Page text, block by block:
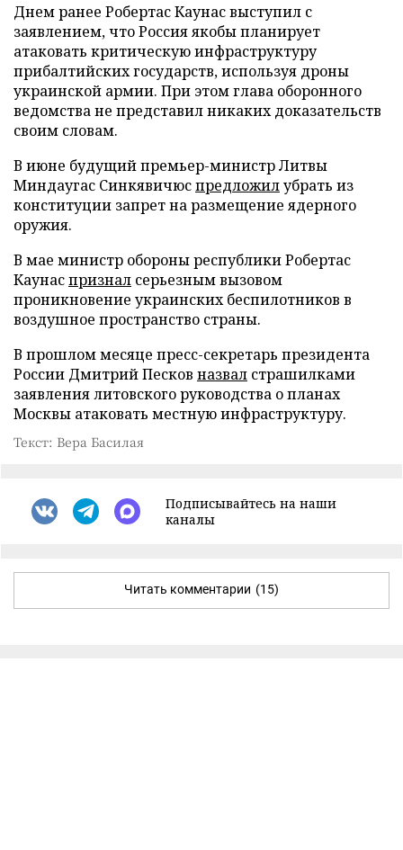
Днем ранее Робертас Каунас выступил с
заявлением, что Россия якобы планирует
атаковать критическую инфраструктуру
прибалтийских государств, используя дроны
украинской армии. При этом глава оборонного
ведомства не представил никаких доказательств
своим словам.
В июне будущий премьер-министр Литвы
Миндаугас Синкявичюспредложилубрать из
конституции запрет на размещение ядерного
оружия.
В мае министр обороны республики Робертас
Каунаспризнал серьезным вызовом
проникновение украинских беспилотников в
воздушное пространство страны.
В прошлом месяце пресс-секретарь президента
России Дмитрий Песков назвал страшилками
заявления литовского руководства о планах
Москвы атаковать местную инфраструктуру.
Текст: Вера Басилая
Подписывайтесь на наши
каналы
Читать комментарии (15)